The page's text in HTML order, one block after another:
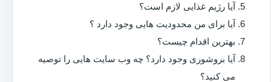
آیا رژیم غذایی لازم است؟
آیا برای من محدودیت هایی وجود دارد ؟
بهترین اقدام چیست؟
آیا بروشوری وجود دارد؟ چه وب سایت هایی را توصیه
می کنید؟